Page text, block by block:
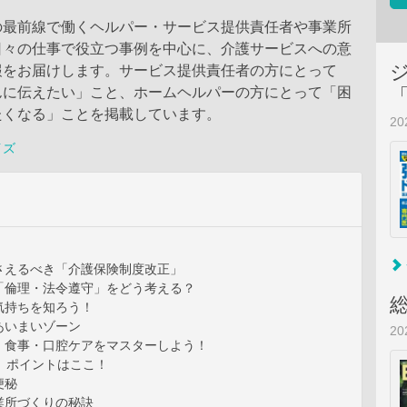
前線で働くヘルパー・サービス提供責任者や事業所
の仕事で役立つ事例を中心に、介護サービスへの意
お届けします。サービス提供責任者の方にとって
伝えたい」こと、ホームヘルパーの方にとって「困
なる」ことを掲載しています。
ズ
るべき「介護保険制度改正」
理・法令遵守」をどう考える？
ちを知ろう！
いまいゾーン
事・口腔ケアをマスターしよう！
イントはここ！
秘
所づくりの秘訣